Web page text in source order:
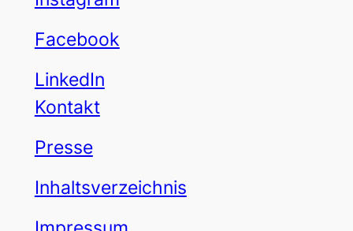
Facebook
LinkedIn
Kontakt
Presse
Inhaltsverzeichnis